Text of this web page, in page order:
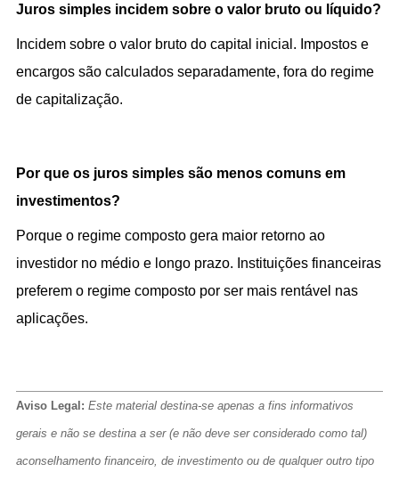
Juros simples incidem sobre o valor bruto ou líquido?
Incidem sobre o valor bruto do capital inicial. Impostos e
encargos são calculados separadamente, fora do regime
de capitalização.
Por que os juros simples são menos comuns em
investimentos?
Porque o regime composto gera maior retorno ao
investidor no médio e longo prazo. Instituições financeiras
preferem o regime composto por ser mais rentável nas
aplicações.
Aviso Legal: Este material destina-se apenas a fins informativos
gerais e não se destina a ser (e não deve ser considerado como tal)
aconselhamento financeiro, de investimento ou de qualquer outro tipo